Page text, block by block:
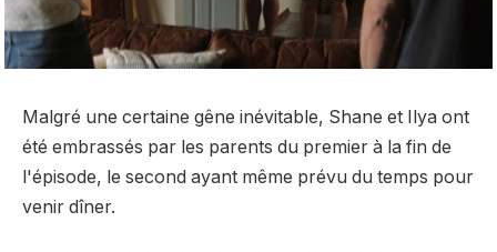
Malgré une certaine gêne inévitable, Shane et Ilya ont
été embrassés par les parents du premier à la fin de
l'épisode, le second ayant même prévu du temps pour
venir dîner.